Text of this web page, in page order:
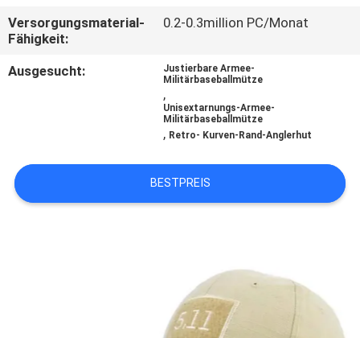
IN
VERBINDUNG
SITEMAP
Versorgungsmaterial-
Fähigkeit:
0.2-0.3million PC/Monat
Ausgesucht:
Justierbare Armee-
Militärbaseballmütze
,
Unisextarnungs-Armee-
Militärbaseballmütze
, Retro- Kurven-Rand-Anglerhut
BESTPREIS